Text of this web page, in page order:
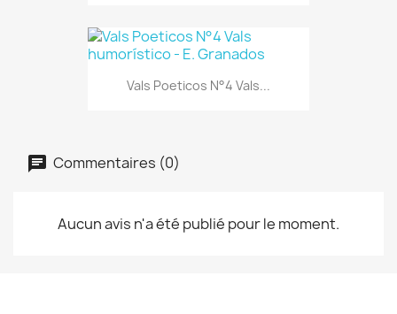
Vals Poeticos N°4 Vals...
Commentaires (0)
Aucun avis n'a été publié pour le moment.